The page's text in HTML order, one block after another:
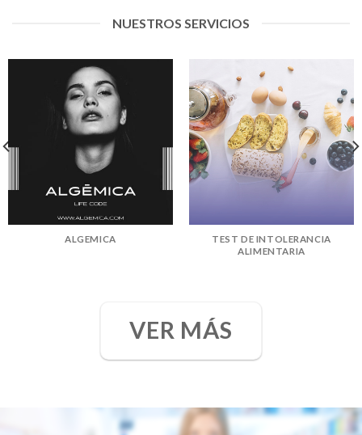
NUESTROS SERVICIOS
ALGEMICA
TEST DE INTOLERANCIA
ALIMENTARIA
VER MÁS